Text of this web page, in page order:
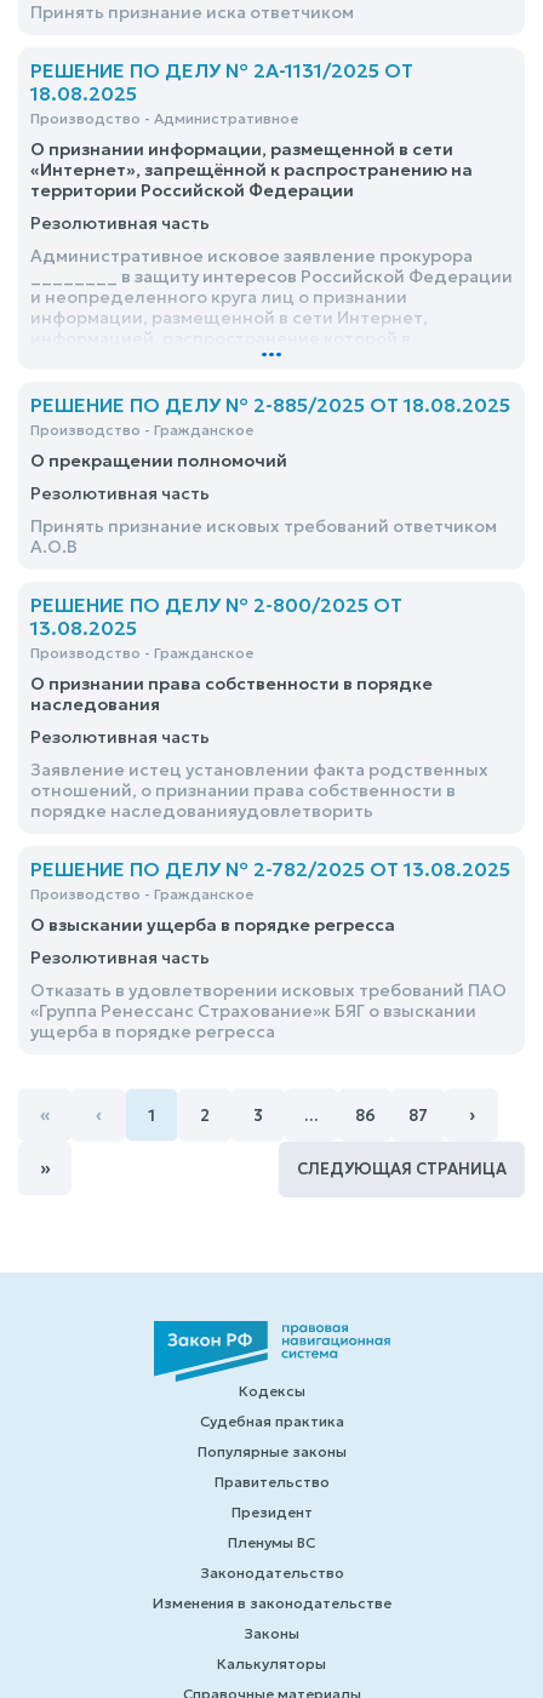
Принять признание иска ответчиком
РЕШЕНИЕ ПО ДЕЛУ № 2А-1131/2025 ОТ
18.08.2025
Производство - Административное
О признании информации, размещенной в сети
«Интернет», запрещённой к распространению на
территории Российской Федерации
Резолютивная часть
Административное исковое заявление прокурора
________ в защиту интересов Российской Федерации
и неопределенного круга лиц о признании
информации, размещенной в сети Интернет,
Российской Федерации запрещено, удовлетворить
...
РЕШЕНИЕ ПО ДЕЛУ № 2-885/2025 ОТ 18.08.2025
Производство - Гражданское
О прекращении полномочий
Резолютивная часть
Принять признание исковых требований ответчиком
А.О.В
РЕШЕНИЕ ПО ДЕЛУ № 2-800/2025 ОТ
13.08.2025
Производство - Гражданское
О признании права собственности в порядке
наследования
Резолютивная часть
Заявление истец установлении факта родственных
отношений, о признании права собственности в
порядке наследованияудовлетворить
РЕШЕНИЕ ПО ДЕЛУ № 2-782/2025 ОТ 13.08.2025
Производство - Гражданское
О взыскании ущерба в порядке регресса
Резолютивная часть
Отказать в удовлетворении исковых требований ПАО
«Группа Ренессанс Страхование»к БЯГ о взыскании
ущерба в порядке регресса
« ‹ 1 2 3 … 86 87 ›
» СЛЕДУЮЩАЯ СТРАНИЦА
Кодексы
Судебная практика
Популярные законы
Правительство
Президент
Пленумы ВС
Законодательство
Изменения в законодательстве
Законы
Калькуляторы
Справочные материалы